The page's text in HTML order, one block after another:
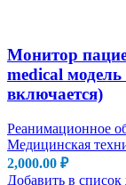
Монитор
medical
включается)
Реанимационное
Медицинская
2,000.00 ₽
Добавить в